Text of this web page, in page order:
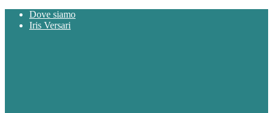
Dove siamo
Iris Versari